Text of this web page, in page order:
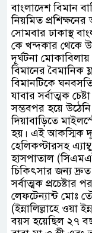
বাংলাদেশ বিমান
নিয়মিত
সোমবার ঢাকাস্থ
কে খন্দকার থেকে
দূর্ঘটনা
বিমানের বৈমানিক
বিমানটিকে
যাবার সর্বাত্মক
সম্ভবপর হয়ে
দিয়াবাড়িতে
হয়। এই আকস্মিক
হেলিকপ্টারসহ
হাসপাতাল
চিকিৎসার জন্য
সর্বাত্মক প্রচেষ্টার
লেফটেন্যান্ট মোঃ
(ইন্নালিল্লাহে ওয়া
বয়স হয়েছিল ২৭